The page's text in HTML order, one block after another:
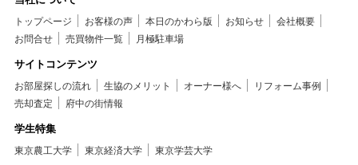
トップページ お客様の声 本日のかわら版 お知らせ
会社概要
お問合せ
売買物件一覧 月極駐車場
サイトコンテンツ
お部屋探しの流れ 生協のメリット オーナー様へ
リフォーム事例
売却査定
府中の街情報
学生特集
東京農工大学 東京経済大学 東京学芸大学